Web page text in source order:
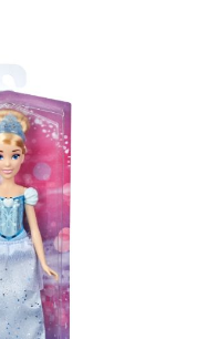
משחקים לבנים
משחקים
מכוניות משחק
משחקי קופסא